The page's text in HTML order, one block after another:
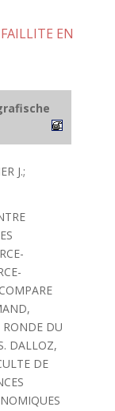
EN
J.;
RONDE DU
DALLOZ,
DE